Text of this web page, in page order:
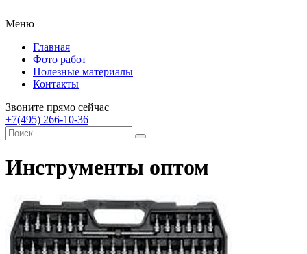
Меню
Главная
Фото работ
Полезные материалы
Контакты
Звоните прямо сейчас
+7(495) 266-10-36
Инструменты оптом